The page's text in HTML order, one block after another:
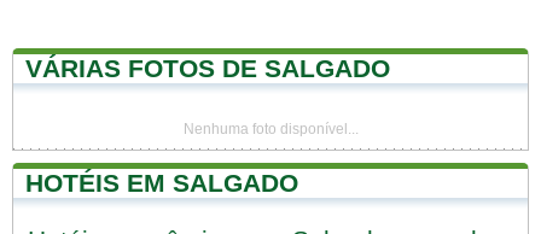
VÁRIAS FOTOS DE SALGADO
Nenhuma foto disponível...
HOTÉIS EM SALGADO